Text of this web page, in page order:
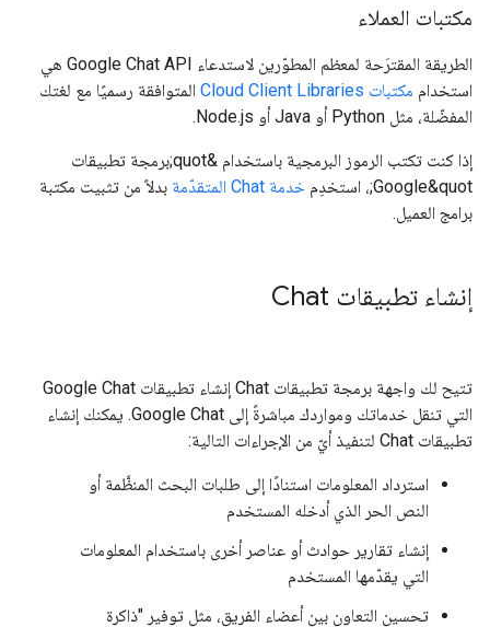
مكتبات العملاء
الطريقة المقترَحة لمعظم المطوّرين لاستدعاء Google Chat API هي
استخدام مكتبات Cloud Client Libraries
المتوافقة رسميًا مع لغتك
المفضّلة، مثل Python أو Java أو Node.js.
إذا كنت تكتب الرموز البرمجية باستخدام &quot;برمجة تطبيقات
Google&quot;، استخدِم
خدمة Chat المتقدّمة
بدلاً من تثبيت مكتبة
برامج العميل.
إنشاء تطبيقات Chat
تتيح لك واجهة برمجة تطبيقات Chat إنشاء تطبيقات Google Chat
التي تنقل خدماتك ومواردك مباشرةً إلى Google Chat. يمكنك إنشاء
تطبيقات Chat لتنفيذ أيّ من الإجراءات التالية:
استرداد المعلومات استنادًا إلى طلبات البحث المنظَّمة أو
النص الحر الذي أدخله المستخدم
إنشاء تقارير حوادث أو عناصر أخرى باستخدام المعلومات
التي يقدّمها المستخدم
تحسين التعاون بين أعضاء الفريق، مثل توفير "ذاكرة